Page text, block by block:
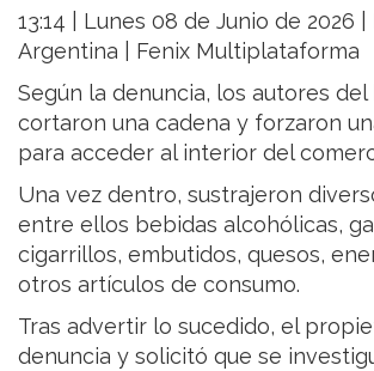
13:14 | Lunes 08 de Junio de 2026 |
Argentina | Fenix Multiplataforma
Según la denuncia, los autores del
cortaron una cadena y forzaron
para acceder al interior del
Una vez dentro, sustrajeron
entre ellos bebidas alcohólicas,
cigarrillos, embutidos, quesos,
otros artículos de consumo.
Tras advertir lo sucedido, el
denuncia y solicitó que se